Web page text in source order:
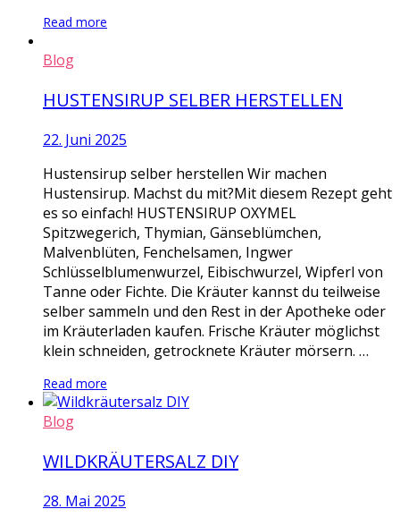
Read more
Blog
HUSTENSIRUP SELBER HERSTELLEN
22. Juni 2025
Hustensirup selber herstellen Wir machen
Hustensirup. Machst du mit?Mit diesem Rezept geht
es so einfach! HUSTENSIRUP OXYMEL
Spitzwegerich, Thymian, Gänseblümchen,
Malvenblüten, Fenchelsamen, Ingwer
Schlüsselblumenwurzel, Eibischwurzel, Wipferl von
Tanne oder Fichte. Die Kräuter kannst du teilweise
selber sammeln und den Rest in der Apotheke oder
im Kräuterladen kaufen. Frische Kräuter möglichst
klein schneiden, getrocknete Kräuter mörsern. …
Read more
Blog
WILDKRÄUTERSALZ DIY
28. Mai 2025